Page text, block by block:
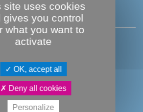
CEDEX
40
site uses cookies
gives you control
what you want to
activate
OK, accept all
Deny all cookies
Personalize